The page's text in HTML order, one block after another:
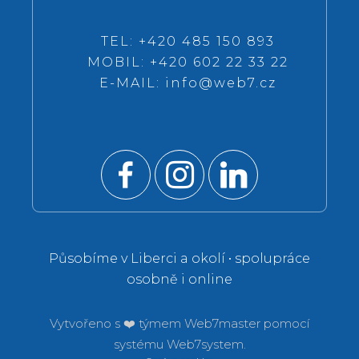
TEL: +420 485 150 893
MOBIL: +420 602 22 33 22
E-MAIL: info@web7.cz
Působíme v Liberci a okolí • spolupráce
osobně i online
Vytvořeno s ❤️ týmem Web7master pomocí
systému Web7system.